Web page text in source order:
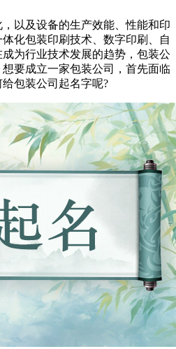
及设备的生产效能、性能和印
化包装印刷技术、数字印刷、自
为行业技术发展的趋势，包装公
要成立一家包装公司，首先面临
包装公司起名字呢?